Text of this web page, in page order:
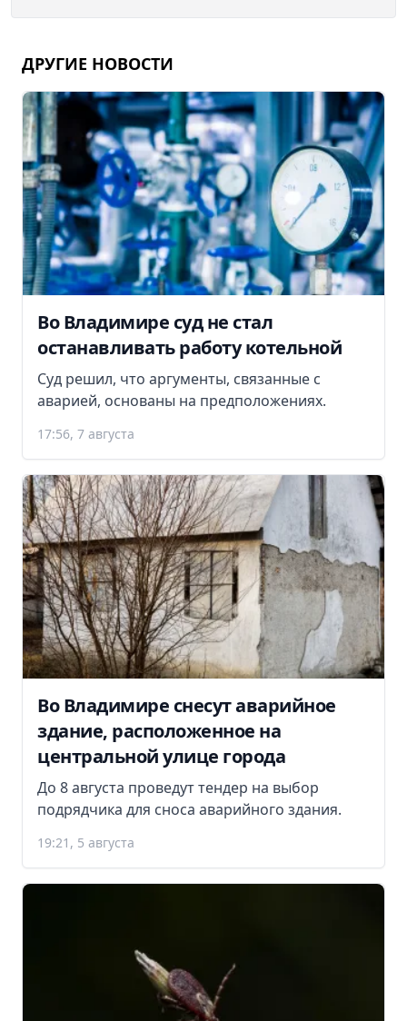
ДРУГИЕ НОВОСТИ
Во Владимире суд не стал
останавливать работу котельной
Суд решил, что аргументы, связанные с
аварией, основаны на предположениях.
17:56, 7 августа
Во Владимире снесут аварийное
здание, расположенное на
центральной улице города
До 8 августа проведут тендер на выбор
подрядчика для сноса аварийного здания.
19:21, 5 августа